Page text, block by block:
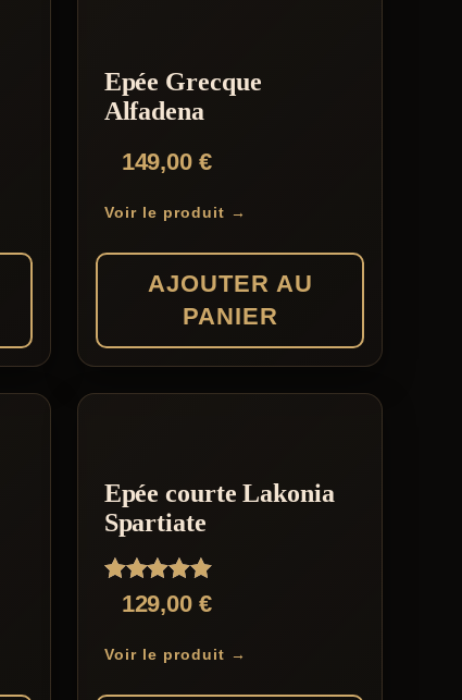
Epée Grecque
Alfadena
149,00 €
Voir le produit →
AJOUTER AU
PANIER
Epée courte Lakonia
Spartiate
Note
5.00
129,00 €
Voir le produit →